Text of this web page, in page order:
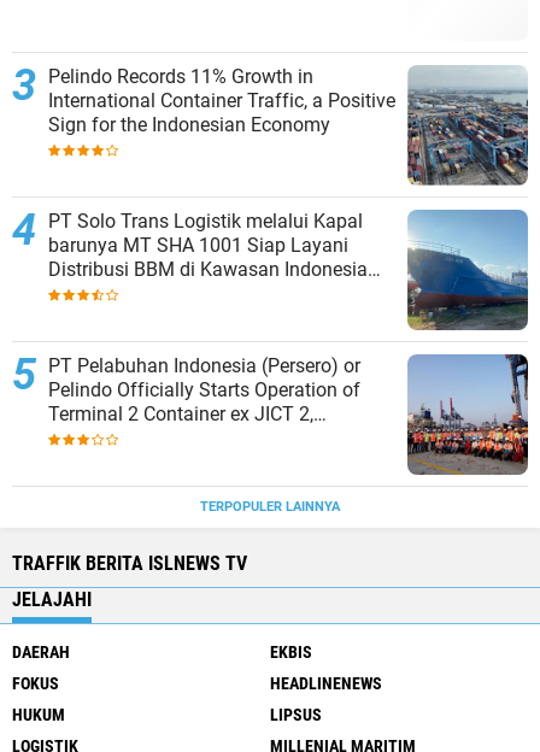
Pelindo Records 11% Growth in
International Container Traffic, a Positive
Sign for the Indonesian Economy
PT Solo Trans Logistik melalui Kapal
barunya MT SHA 1001 Siap Layani
Distribusi BBM di Kawasan Indonesia
bagian Timur
PT Pelabuhan Indonesia (Persero) or
Pelindo Officially Starts Operation of
Terminal 2 Container ex JICT 2,
Strengthening Productivity of Tanjung
TERPOPULER LAINNYA
TRAFFIK BERITA ISLNEWS TV
JELAJAHI
DAERAH
EKBIS
FOKUS
HEADLINENEWS
HUKUM
LIPSUS
LOGISTIK
MILLENIAL MARITIM